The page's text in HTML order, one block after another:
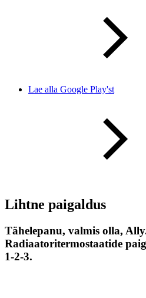
Lae alla Google Play'st
Lihtne paigaldus
Tähelepanu, valmis olla,
Radiaatoritermostaatide
1-2-3.